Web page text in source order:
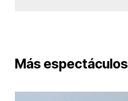
Más espectáculos